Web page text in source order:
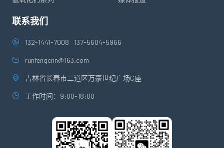
联系我们
132-1441-7008 137-5604-5966
runfengcnn@163.com
吉林省长春市二道区万豪世纪广场C座
工作时间：9:00-18:00